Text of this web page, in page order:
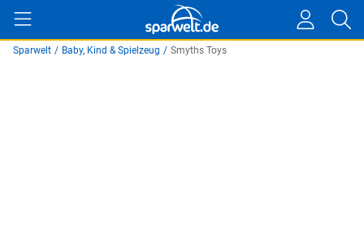
Sparwelt / Baby, Kind & Spielzeug / Smyths Toys